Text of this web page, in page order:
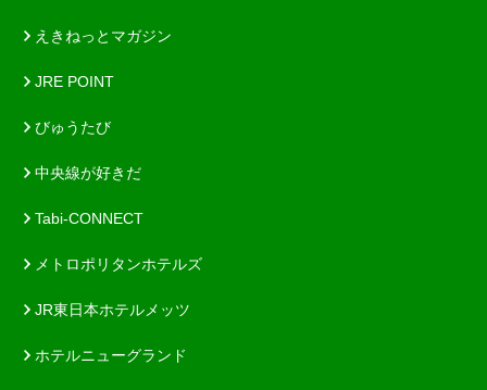
えきねっとマガジン
JRE POINT
びゅうたび
中央線が好きだ
Tabi-CONNECT
メトロポリタンホテルズ
JR東日本ホテルメッツ
ホテルニューグランド